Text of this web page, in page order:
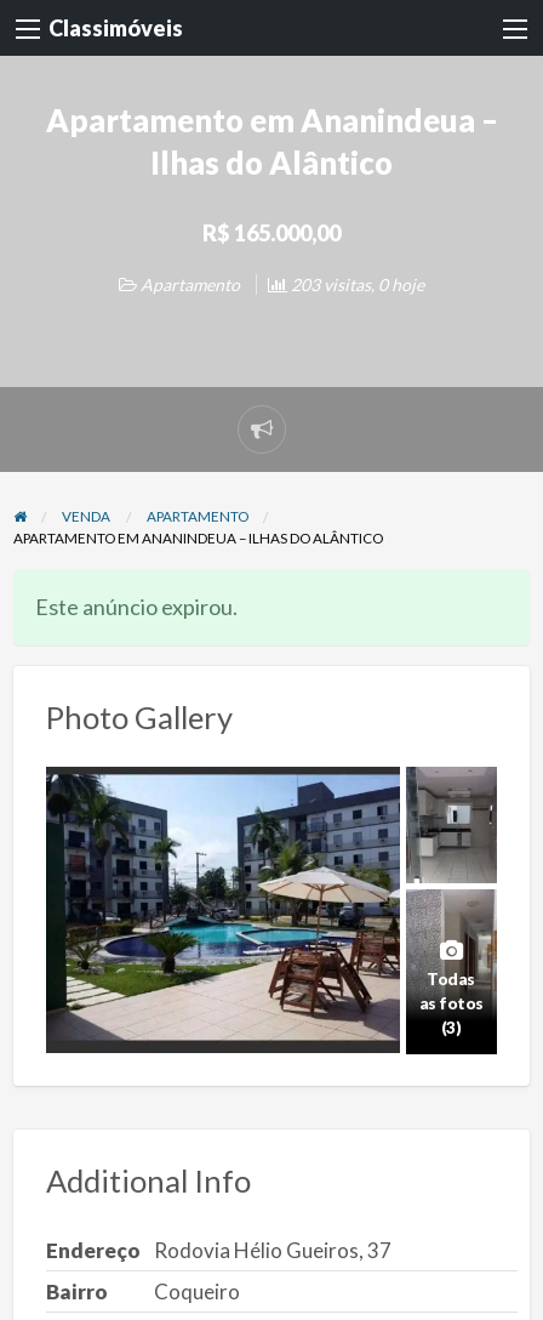
Classimóveis
Apartamento em Ananindeua –
Ilhas do Alântico
R$ 165.000,00
Apartamento 203 visitas, 0 hoje
Denunciar
problema
VENDA
APARTAMENTO
APARTAMENTO EM ANANINDEUA – ILHAS DO ALÂNTICO
Este anúncio expirou.
Photo Gallery
Todas
as fotos
(3)
Additional Info
Endereço
Rodovia Hélio Gueiros, 37
Bairro
Coqueiro